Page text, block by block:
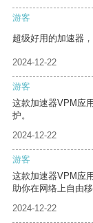
游客
超级好用的加速器
2024-12-22
游客
这款加速器VPM应
护。
2024-12-22
游客
这款加速器VPM应
助你在网络上自由移
2024-12-22